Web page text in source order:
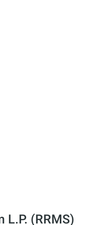
L.P. (RRMS)